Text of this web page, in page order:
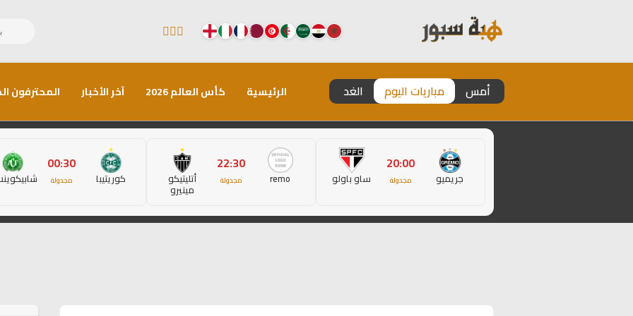
أمس مباريات اليوم الغد الرئيسية كأس العالم 2026 آخر الأخبار المحترفون
جريميو
20:00
مجدولة ساو باولو remo
22:30
مجدولة أتليتيكو
مينيرو
كوريتيبا
00:30
مجدولة